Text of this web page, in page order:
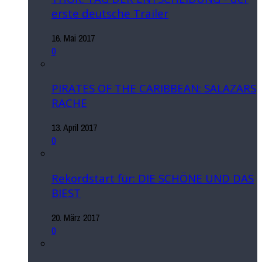
erste deutsche Trailer
16. Mai 2017
0
PIRATES OF THE CARIBBEAN: SALAZARS
RACHE
13. April 2017
0
Rekordstart für: DIE SCHÖNE UND DAS
BIEST
20. März 2017
0